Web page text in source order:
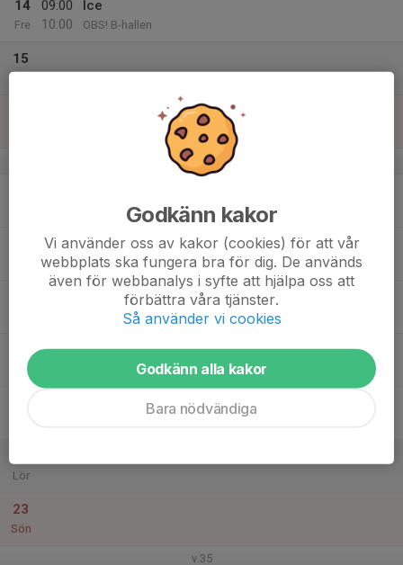
14
Fre
09:00
10:00
Ice
OBS! B-hallen
15
v.34
Tor
Lör
23
Sön
v.35
Godkänn kakor
Vi använder oss av kakor (cookies) för att vår
webbplats ska fungera bra för dig. De används
även för webbanalys i syfte att hjälpa oss att
förbättra våra tjänster.
Så använder vi cookies
Godkänn alla kakor
Bara nödvändiga